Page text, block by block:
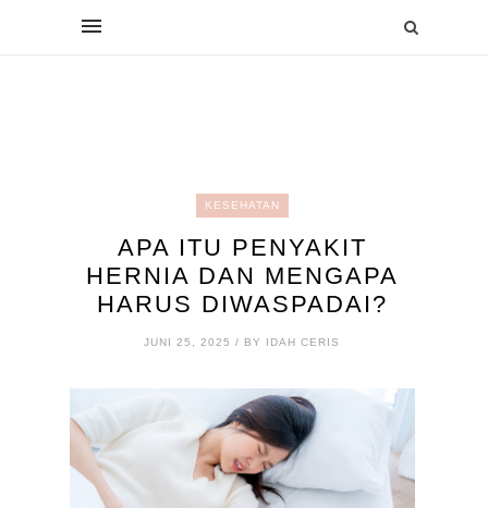
KESEHATAN
APA ITU PENYAKIT
HERNIA DAN MENGAPA
HARUS DIWASPADAI?
JUNI 25, 2025 / BY IDAH CERIS